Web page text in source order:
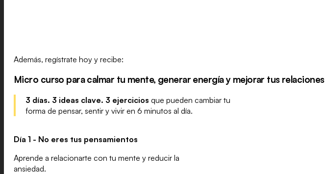
Además, regístrate hoy y recibe:
Micro curso para calmar tu mente, generar energía y mejorar tus relaciones
3 días. 3 ideas clave. 3 ejercicios que pueden cambiar tu
forma de pensar, sentir y vivir en 6 minutos al día.
Día 1 - No eres tus pensamientos
Aprende a relacionarte con tu mente y reducir la
ansiedad.